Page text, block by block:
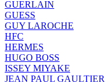
GUERLAIN
GUESS
GUY LAROCHE
HFC
HERMES
HUGO BOSS
ISSEY MIYAKE
JEAN PAUL GAULTIER